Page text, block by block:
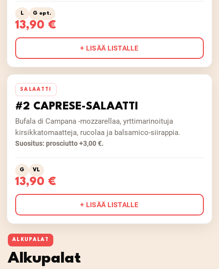
L G opt.
13,90 €
+ LISÄÄ LISTALLE
SALAATTI
#2 CAPRESE-SALAATTI
Bufala di Campana -mozzarellaa, yrttimarinoituja
kirsikkatomaatteja, rucolaa ja balsamico-siirappia.
Suositus: prosciutto +3,00 €.
G VL
13,90 €
+ LISÄÄ LISTALLE
ALKUPALAT
Alkupalat